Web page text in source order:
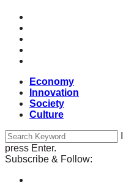
Economy
Innovation
Society
Culture
press Enter.
Subscribe & Follow: